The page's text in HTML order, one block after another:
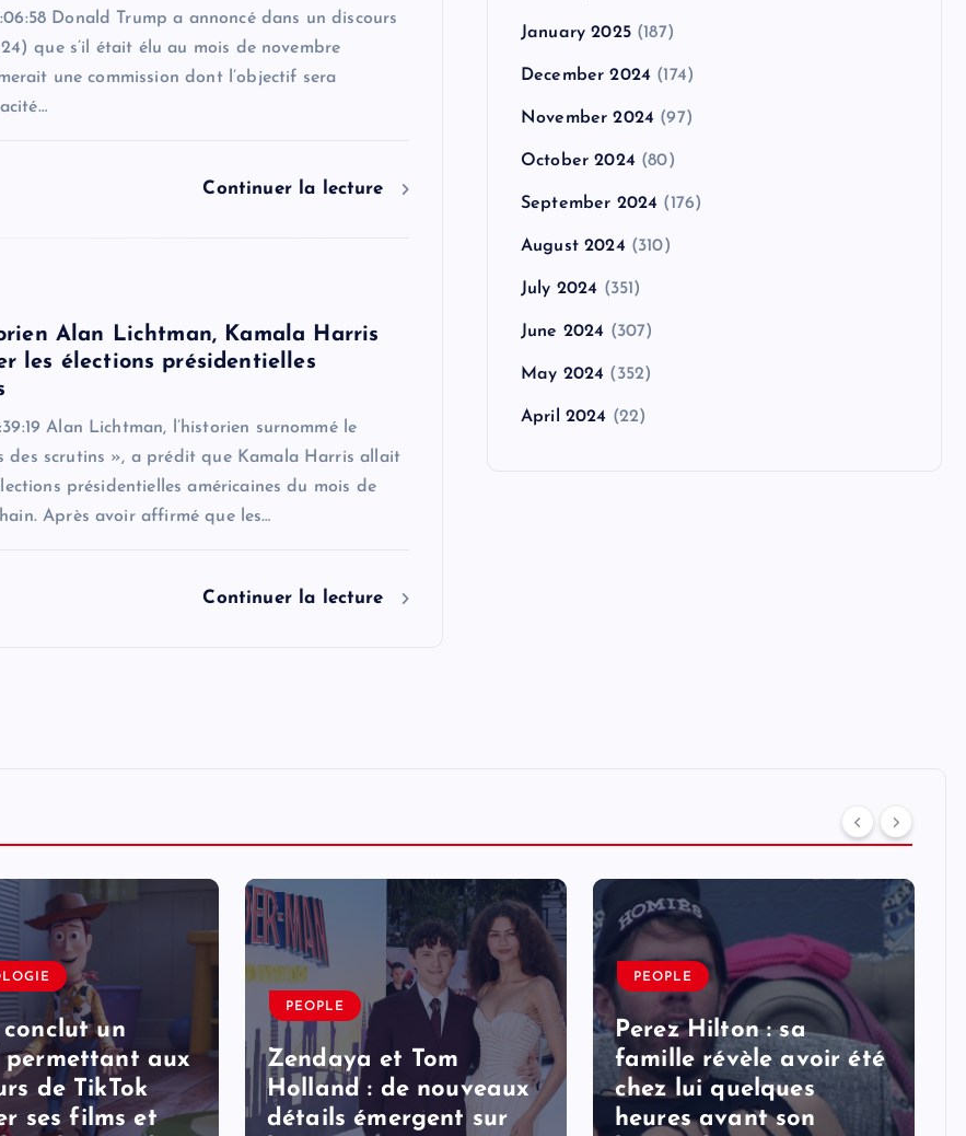
Donald Trump a annoncé dans un discours
que s’il était élu au mois de novembre
une commission dont l’objectif sera
Continuer la lecture
Alan Lichtman, Kamala Harris
les élections présidentielles
Alan Lichtman, l’historien surnommé le
des scrutins », a prédit que Kamala Harris allait
présidentielles américaines du mois de
Après avoir affirmé que les…
Continuer la lecture
January 2025(187)
December 2024 (174)
November 2024 (97)
October 2024 (80)
September 2024 (176)
August 2024 (310)
July 2024 (351)
June 2024 (307)
May 2024 (352)
April 2024 (22)
un
permettant aux
de TikTok
ses films et
PEOPLE
Zendaya et Tom
Holland : de nouveaux
détails émergent sur
PEOPLE
Perez Hilton : sa
famille révèle avoir été
chez lui quelques
heures avant son